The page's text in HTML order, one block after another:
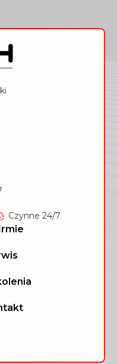
Czynne 24/7